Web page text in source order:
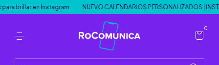
en Instagram NUEVO CALENDARIOS PERSONALIZADOS |
0